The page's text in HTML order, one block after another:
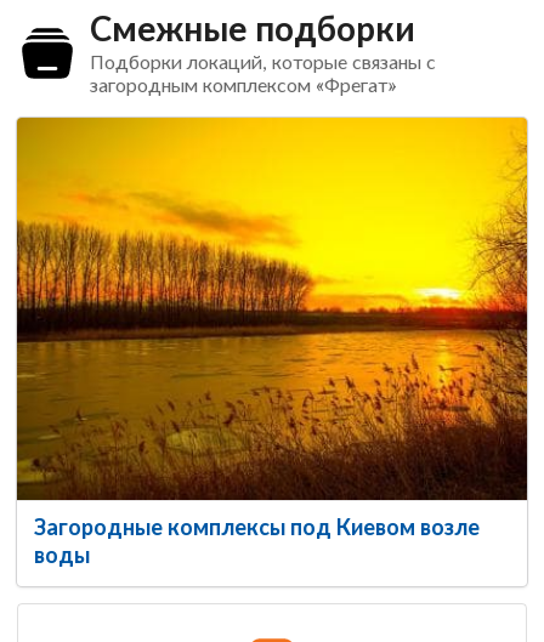
Смежные подборки
Подборки локаций, которые связаны с
загородным комплексом «Фрегат»
Загородные комплексы под Киевом возле
воды